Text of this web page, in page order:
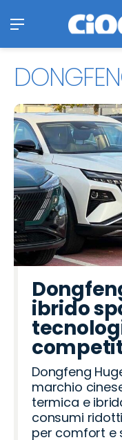
ibrido
Dongfeng
marchio
termica e
consumi
per comfort e